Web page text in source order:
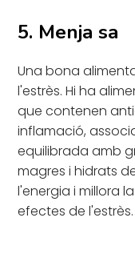
5. Menja sa
Una bona
l'estrès. Hi ha
que contenen
inflamació,
equilibrada amb
magres i hidrats
l'energia i millora
efectes de l'estrès.